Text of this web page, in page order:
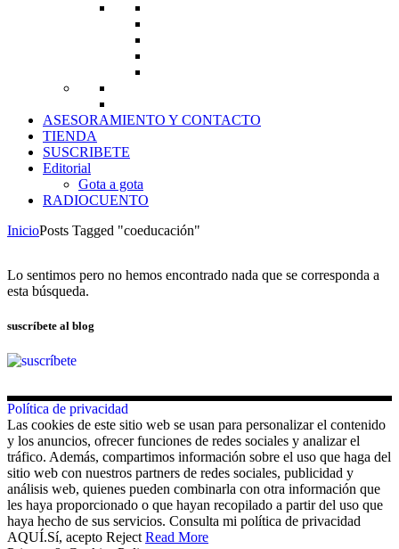
ASESORAMIENTO Y CONTACTO
TIENDA
SUSCRIBETE
Editorial
Gota a gota
RADIOCUENTO
InicioPosts Tagged "coeducación"
Lo sentimos pero no hemos encontrado nada que se corresponda a
esta búsqueda.
suscríbete al blog
Política de privacidad
Las cookies de este sitio web se usan para personalizar el contenido
y los anuncios, ofrecer funciones de redes sociales y analizar el
tráfico. Además, compartimos información sobre el uso que haga del
sitio web con nuestros partners de redes sociales, publicidad y
análisis web, quienes pueden combinarla con otra información que
les haya proporcionado o que hayan recopilado a partir del uso que
haya hecho de sus servicios. Consulta mi política de privacidad
AQUÍ.Sí, acepto Reject Read More